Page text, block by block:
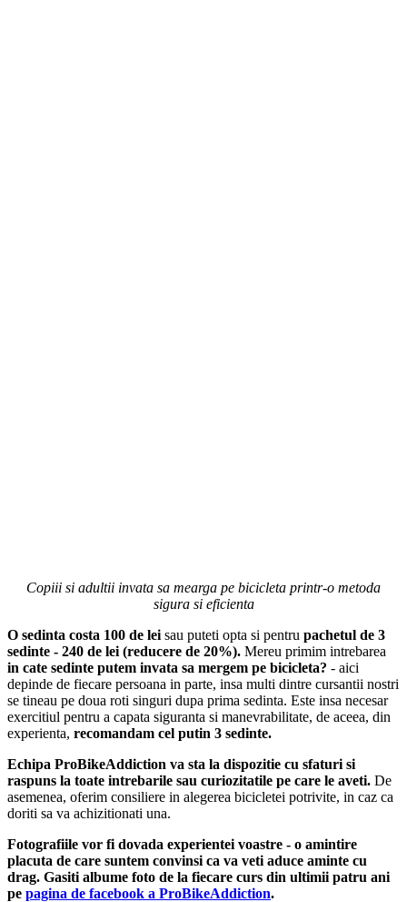
Copiii si adultii invata sa mearga pe bicicleta printr-o metoda
sigura si eficienta
O sedinta costa 100 de lei sau puteti opta si pentru pachetul de 3
sedinte - 240 de lei (reducere de 20%). Mereu primim intrebarea
in cate sedinte putem invata sa mergem pe bicicleta? - aici
depinde de fiecare persoana in parte, insa multi dintre cursantii nostri
se tineau pe doua roti singuri dupa prima sedinta. Este insa necesar
exercitiul pentru a capata siguranta si manevrabilitate, de aceea, din
experienta, recomandam cel putin 3 sedinte.
Echipa ProBikeAddiction va sta la dispozitie cu sfaturi si
raspuns la toate intrebarile sau curiozitatile pe care le aveti. De
asemenea, oferim consiliere in alegerea bicicletei potrivite, in caz ca
doriti sa va achizitionati una.
Fotografiile vor fi dovada experientei voastre - o amintire
placuta de care suntem convinsi ca va veti aduce aminte cu
drag. Gasiti albume foto de la fiecare curs din ultimii patru ani
pe pagina de facebook a ProBikeAddiction.